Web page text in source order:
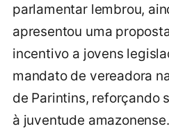
parlamentar lembrou,
apresentou uma
incentivo a jovens
mandato de vereadora
de Parintins, reforçando
à juventude amazonense.